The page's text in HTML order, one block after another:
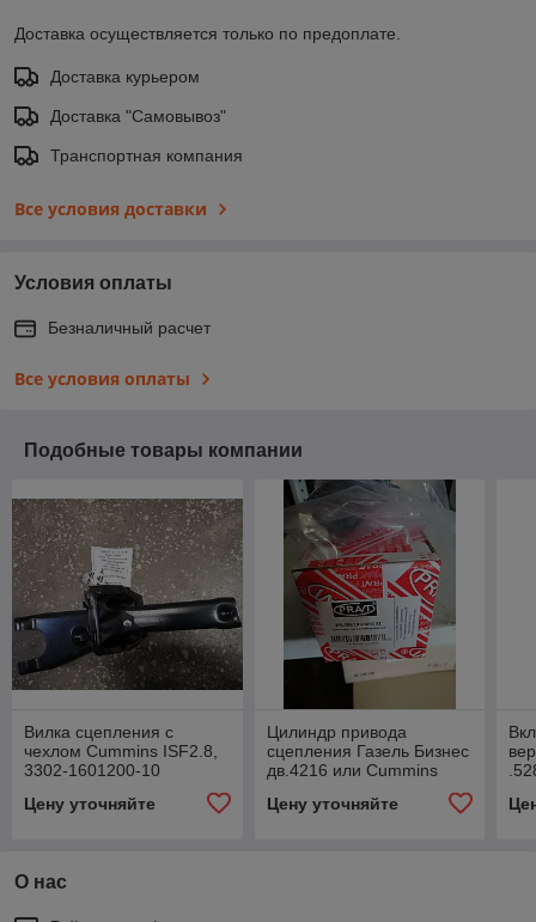
Доставка осуществляется только по предоплате.
Доставка курьером
Доставка "Самовывоз"
Транспортная компания
Все условия доставки
Условия оплаты
Безналичный расчет
Все условия оплаты
Подобные товары компании
Вилка сцепления с
чехлом Cummins ISF2.8,
3302-1601200-10
Цену уточняйте
Цилиндр привода
сцепления Газель Бизнес
дв.4216 или Cummins
.486283000131
Цену уточняйте
О нас